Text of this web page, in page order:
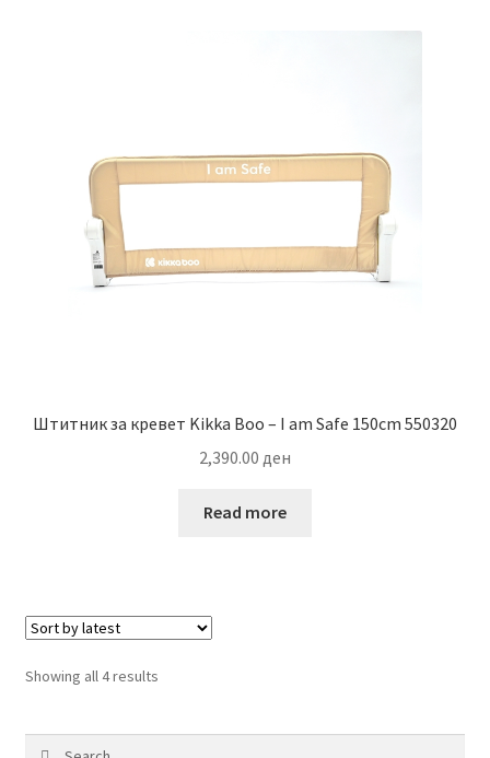
Штитник за кревет Kikka Boo – I am Safe 150cm 550320
2,390.00 ден
Read more
Showing all 4 resultsSorted